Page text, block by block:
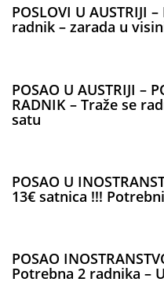
POSLOVI U AUSTRIJI
radnik – zarada u
POSAO U AUSTRIJI –
RADNIK – Traže se
satu
POSAO U
13€ satnica !!!
POSAO
Potrebna 2 radnika –